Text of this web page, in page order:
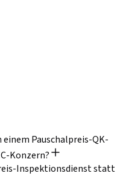
Pauschalpreis-QK-
Konzern?
Inspektionsdienst statt